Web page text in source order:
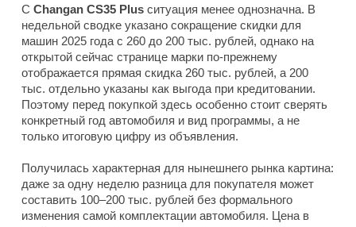
С Changan CS35 Plus ситуация менее однозначна. В
недельной сводке указано сокращение скидки для
машин 2025 года с 260 до 200 тыс. рублей, однако на
открытой сейчас странице марки по-прежнему
отображается прямая скидка 260 тыс. рублей, а 200
тыс. отдельно указаны как выгода при кредитовании.
Поэтому перед покупкой здесь особенно стоит сверять
конкретный год автомобиля и вид программы, а не
только итоговую цифру из объявления.
Получилась характерная для нынешнего рынка картина:
даже за одну неделю разница для покупателя может
составить 100–200 тыс. рублей без формального
изменения самой комплектации автомобиля. Цена в